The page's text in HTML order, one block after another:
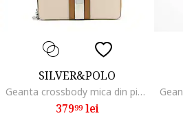
SILVER&POLO
Geanta crossbody mica din piele ecologica, Maro camel/Bej deschis
37999lei